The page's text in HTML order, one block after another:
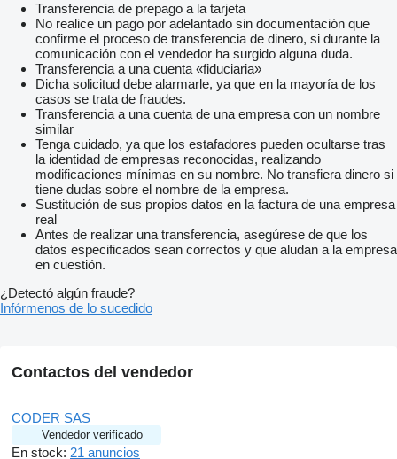
Transferencia de prepago a la tarjeta
No realice un pago por adelantado sin documentación que
confirme el proceso de transferencia de dinero, si durante la
comunicación con el vendedor ha surgido alguna duda.
Transferencia a una cuenta «fiduciaria»
Dicha solicitud debe alarmarle, ya que en la mayoría de los
casos se trata de fraudes.
Transferencia a una cuenta de una empresa con un nombre
similar
Tenga cuidado, ya que los estafadores pueden ocultarse tras
la identidad de empresas reconocidas, realizando
modificaciones mínimas en su nombre. No transfiera dinero si
tiene dudas sobre el nombre de la empresa.
Sustitución de sus propios datos en la factura de una empresa
real
Antes de realizar una transferencia, asegúrese de que los
datos especificados sean correctos y que aludan a la empresa
en cuestión.
¿Detectó algún fraude?
Infórmenos de lo sucedido
Contactos del vendedor
CODER SAS
Vendedor verificado
En stock: 21 anuncios